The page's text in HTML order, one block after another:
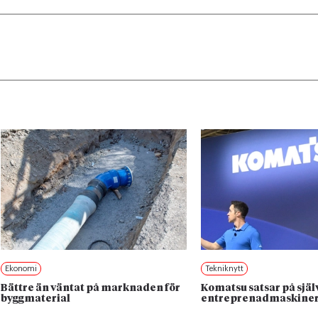
Ekonomi
Bättre än väntat på marknaden för
byggmaterial
Tekniknytt
Komatsu satsar på
entreprenadmaskiner